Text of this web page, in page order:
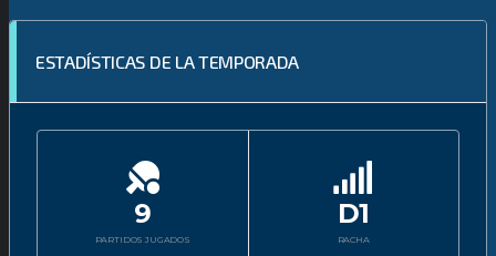
ESTADÍSTICAS DE LA TEMPORADA
9
PARTIDOS JUGADOS
D1
RACHA